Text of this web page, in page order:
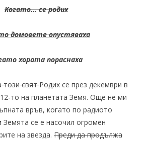
Когато… се родих
домовете опустяваха
хората пораснаха
този святРодих се през декември в
то на планетата Земя. Още не ми
връв, когато по радиото
се е насочил огромен
на звезда. Преди да продължа